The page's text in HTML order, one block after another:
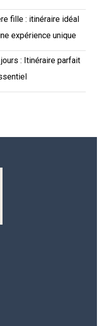
fille : itinéraire idéal
expérience unique
: Itinéraire parfait